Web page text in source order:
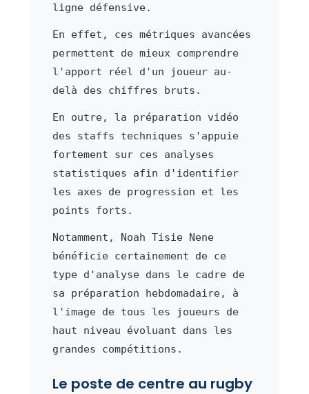
ligne défensive.
En effet, ces métriques avancées
permettent de mieux comprendre
l'apport réel d'un joueur au-
delà des chiffres bruts.
En outre, la préparation vidéo
des staffs techniques s'appuie
fortement sur ces analyses
statistiques afin d'identifier
les axes de progression et les
points forts.
Notamment, Noah Tisie Nene
bénéficie certainement de ce
type d'analyse dans le cadre de
sa préparation hebdomadaire, à
l'image de tous les joueurs de
haut niveau évoluant dans les
grandes compétitions.
Le poste de centre au rugby